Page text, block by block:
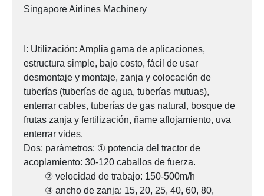
Singapore Airlines Machinery
I: Utilización: Amplia gama de aplicaciones,
estructura simple, bajo costo, fácil de usar
desmontaje y montaje, zanja y colocación de
tuberías (tuberías de agua, tuberías mutuas),
enterrar cables, tuberías de gas natural, bosque de
frutas zanja y fertilización, ñame aflojamiento, uva
enterrar vides.
Dos: parámetros: ① potencia del tractor de
acoplamiento: 30-120 caballos de fuerza.
② velocidad de trabajo: 150-500m/h
③ ancho de zanja: 15, 20, 25, 40, 60, 80,